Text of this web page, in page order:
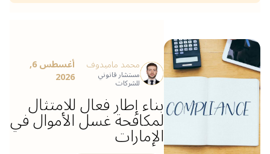
محمد ماميدوف
مستشار قانوني
للشركات
أغسطس 6,
2026
بناء إطار فعال للامتثال
لمكافحة غسل الأموال في
الإمارات